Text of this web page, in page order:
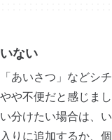
ない
あいさつ」などシチ
や不便だと感じまし
分けたい場合は、い
りに追加するか、個